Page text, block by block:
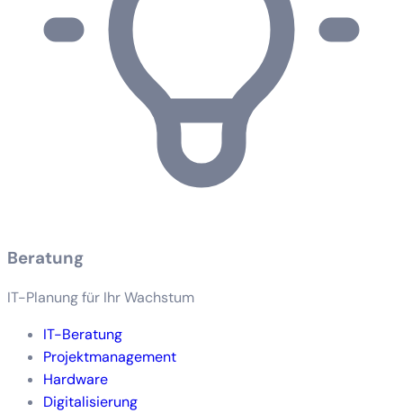
Beratung
IT-Planung für Ihr Wachstum
IT-Beratung
Projektmanagement
Hardware
Digitalisierung